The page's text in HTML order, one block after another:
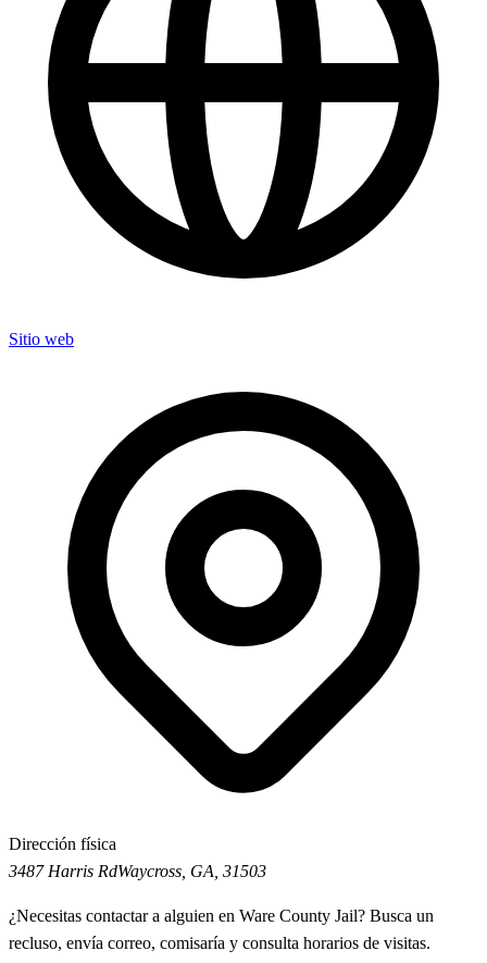
Sitio web
Dirección física
3487 Harris RdWaycross, GA, 31503
¿Necesitas contactar a alguien en Ware County Jail? Busca un
recluso, envía correo, comisaría y consulta horarios de visitas.